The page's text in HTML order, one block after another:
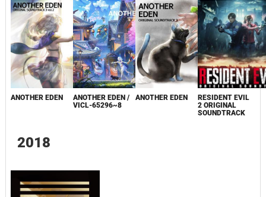
ANOTHER EDEN
ANOTHER EDEN /
VICL-65296~8
ANOTHER EDEN
RESIDENT EVIL
2 ORIGINAL
SOUNDTRACK
2018